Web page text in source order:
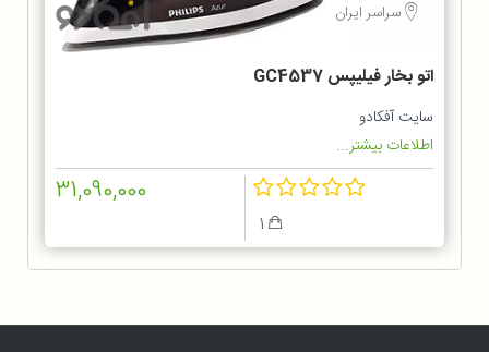
سراسر ایران
اتو بخار فیلیپس GC4537
سایت آفکادو
اطلاعات بیشتر...
31,090,000